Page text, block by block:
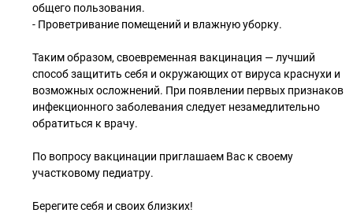
общего пользования.
- Проветривание помещений и влажную уборку.
Таким образом, своевременная вакцинация — лучший
способ защитить себя и окружающих от вируса краснухи и
возможных осложнений. При появлении первых признаков
инфекционного заболевания следует незамедлительно
обратиться к врачу.
По вопросу вакцинации приглашаем Вас к своему
участковому педиатру.
Берегите себя и своих близких!